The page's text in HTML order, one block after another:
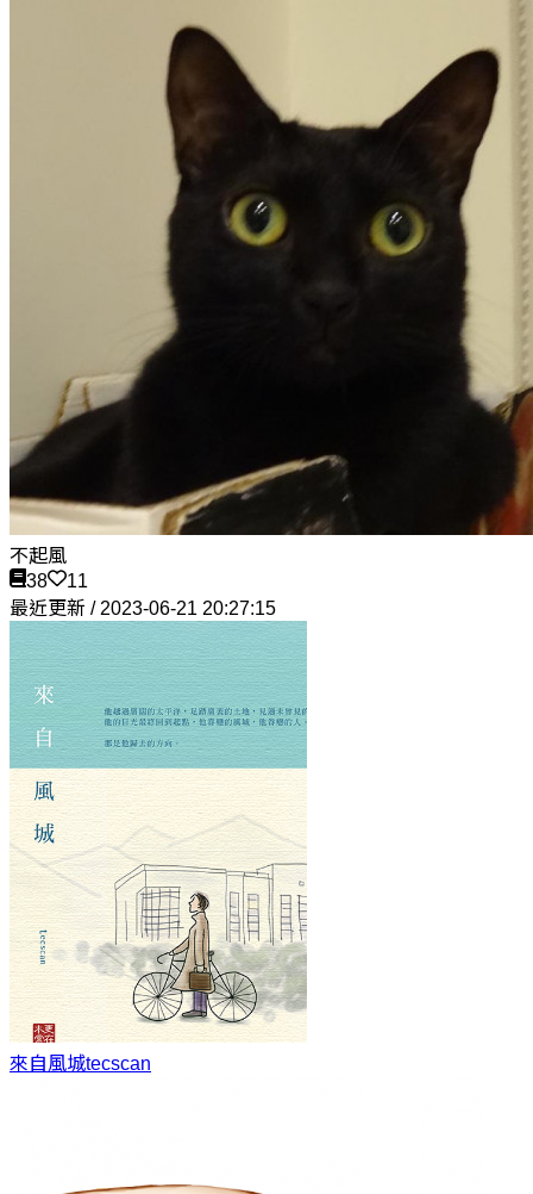
不起風
38
11
最近更新 / 2023-06-21 20:27:15
來自風城tecscan